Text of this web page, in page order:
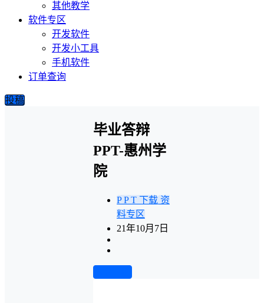
其他教学
软件专区
开发软件
开发小工具
手机软件
订单查询
投稿
毕业答辩
PPT-惠州学
院
P P T 下载 资
料专区
21年10月7日